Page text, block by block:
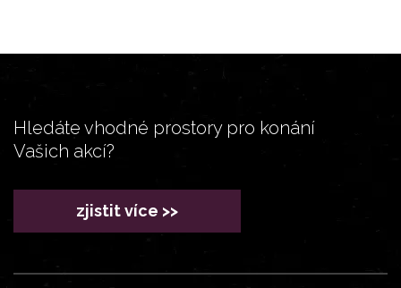
Hledáte vhodné prostory pro konání
Vašich akcí?
zjistit více >>